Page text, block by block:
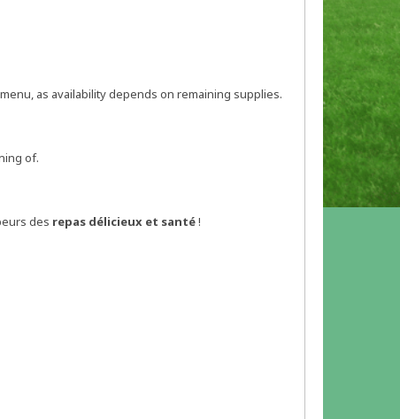
as availability depends on remaining supplies.
of.
des repas délicieux et santé!